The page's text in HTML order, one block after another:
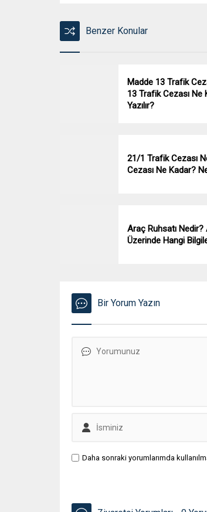
Benzer Konular
Madde 13 Trafik
13 Trafik Cezası Ne
Yazılır?
21/1 Trafik Cezası
Cezası Ne Kadar?
Araç Ruhsatı Nedir?
Üzerinde Hangi
Bir Yorum Yazın
Daha sonraki yorumlarımda